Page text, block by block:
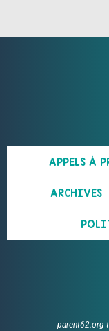
APPELS À
ARCHIVES
parent62.org